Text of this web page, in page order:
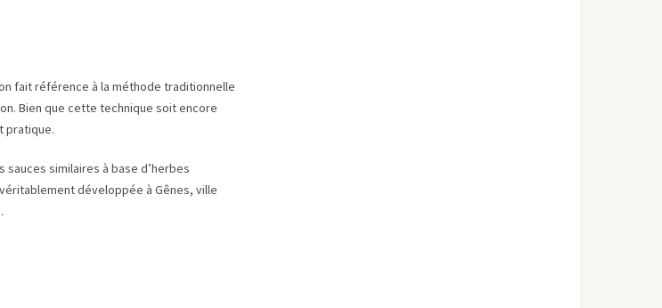
fait référence à la méthode traditionnelle
Bien que cette technique soit encore
pratique.
sauces similaires à base d’herbes
développée à Gênes, ville